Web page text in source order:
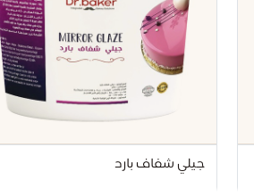
جيلي شفاف بارد